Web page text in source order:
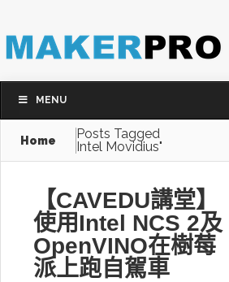
MENU
Home
Posts Tagged
Intel Movidius"
【CAVEDU講堂】
使用Intel NCS 2及
OpenVINO在樹莓
派上跑自駕車